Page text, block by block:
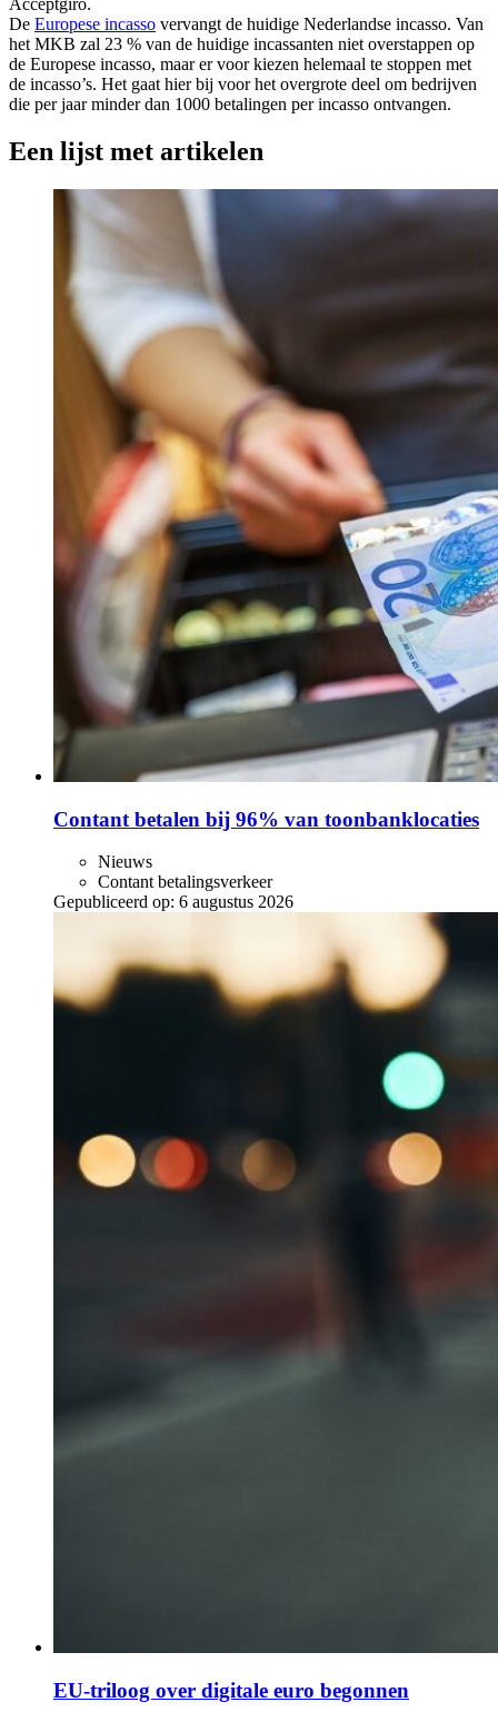
Acceptgiro.
De Europese incasso vervangt de huidige Nederlandse incasso. Van
het MKB zal 23 % van de huidige incassanten niet overstappen op
de Europese incasso, maar er voor kiezen helemaal te stoppen met
de incasso’s. Het gaat hier bij voor het overgrote deel om bedrijven
die per jaar minder dan 1000 betalingen per incasso ontvangen.
Een lijst met artikelen
Contant betalen bij 96% van toonbanklocaties
Nieuws
Contant betalingsverkeer
Gepubliceerd op: 6 augustus 2026
EU-triloog over digitale euro begonnen